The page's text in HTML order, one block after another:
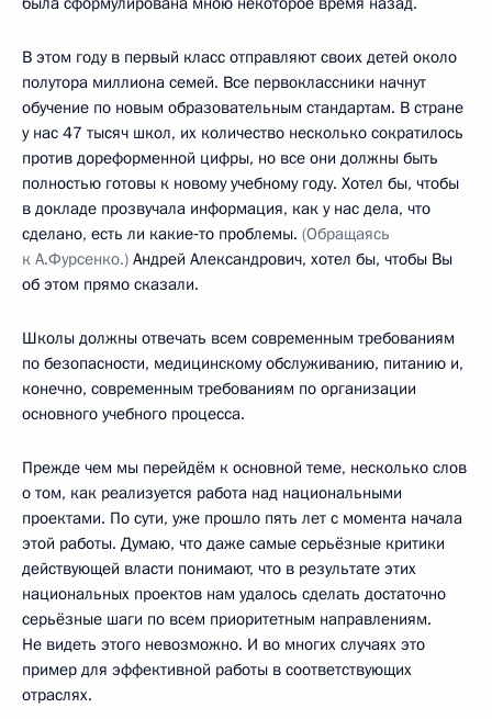
В этом году в первый класс отправляют своих детей около
полутора миллиона семей. Все первоклассники начнут
обучение по новым образовательным стандартам. В стране
у нас 47 тысяч школ, их количество несколько сократилось
против дореформенной цифры, но все они должны быть
полностью готовы к новому учебному году. Хотел бы, чтобы
в докладе прозвучала информация, как у нас дела, что
сделано, есть ли какие‑то проблемы. (Обращаясь
к А.Фурсенко.) Андрей Александрович, хотел бы, чтобы Вы
об этом прямо сказали.
Школы должны отвечать всем современным требованиям
по безопасности, медицинскому обслуживанию, питанию и,
конечно, современным требованиям по организации
основного учебного процесса.
Прежде чем мы перейдём к основной теме, несколько слов
о том, как реализуется работа над национальными
проектами. По сути, уже прошло пять лет с момента начала
этой работы. Думаю, что даже самые серьёзные критики
действующей власти понимают, что в результате этих
национальных проектов нам удалось сделать достаточно
серьёзные шаги по всем приоритетным направлениям.
Не видеть этого невозможно. И во многих случаях это
пример для эффективной работы в соответствующих
отраслях.